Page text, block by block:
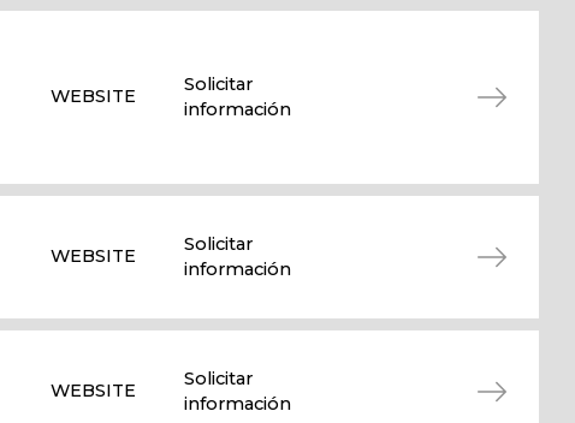
WEBSITE
Solicitar
información
WEBSITE
Solicitar
información
WEBSITE
Solicitar
información